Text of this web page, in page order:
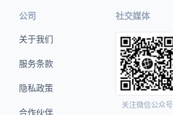
公司
关于我们
服务条款
隐私政策
合作伙伴
社交媒体
关注微信公众号